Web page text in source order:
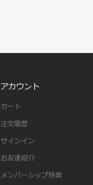
アカウント
カート
注文履歴
サインイン
お友達紹介
メンバーシップ特典